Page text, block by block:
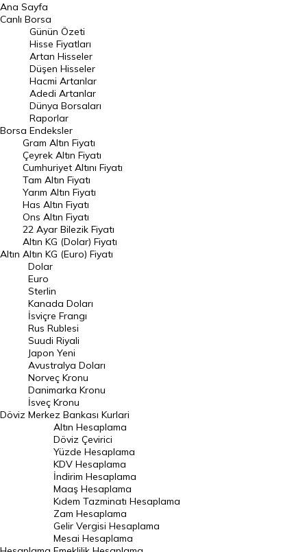
BIST 100 Hisseleri
En Çok Artan Hisseler
En Çok Düşen Hisseler
Hacmi Artanlar
Geçmiş Kapanışlar
Dünya Borsaları
Raporlar
Endeksler
DÖVİZ
Döviz Kuru
Dolar Kuru
Euro Kuru
Pound Kuru
Frank Kuru
Riyal Kuru
Avustralya Doları
Danimarka Kronu Kuru
Kanada Doları Kuru
Norveç Kronu Kuru
İsveç Kronu Kuru
Japon Yeni Kuru
Serbest Piyasa Döviz Kurları
Merkez Bankası Döviz Kurları
Ana Sayfa
Canlı Borsa
Borsa
Günün Özeti
Hisse Fiyatları
Artan Hisseler
Düşen Hisseler
Hacmi Artanlar
Adedi Artanlar
Dünya Borsaları
Raporlar
Endeksler
Altın
Gram Altın Fiyatı
Çeyrek Altın Fiyatı
Cumhuriyet Altını Fiyatı
Tam Altın Fiyatı
Yarım Altın Fiyatı
Has Altın Fiyatı
Ons Altın Fiyatı
22 Ayar Bilezik Fiyatı
Altın KG (Dolar) Fiyatı
Altın KG (Euro) Fiyatı
Döviz
Dolar
Euro
Sterlin
Kanada Doları
İsviçre Frangı
Rus Rublesi
Suudi Riyali
Japon Yeni
Avustralya Doları
Norveç Kronu
Danimarka Kronu
İsveç Kronu
Merkez Bankası Kurlari
Altın Hesaplama
Döviz Çevirici
Yüzde Hesaplama
KDV Hesaplama
İndirim Hesaplama
Maaş Hesaplama
Kıdem Tazminatı Hesaplama
Zam Hesaplama
Gelir Vergisi Hesaplama
Mesai Hesaplama